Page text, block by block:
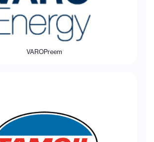
VAROPreem